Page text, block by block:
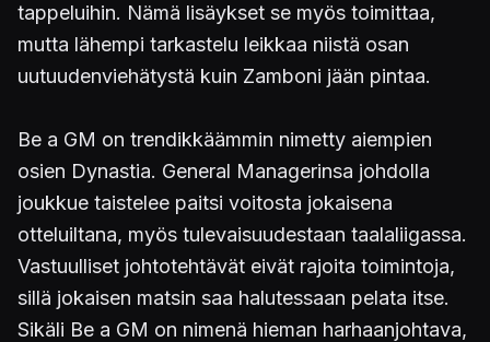
tappeluihin. Nämä lisäykset se myös toimittaa,
mutta lähempi tarkastelu leikkaa niistä osan
uutuudenviehätystä kuin Zamboni jään pintaa.
Be a GM on trendikkäämmin nimetty aiempien
osien Dynastia. General Managerinsa johdolla
joukkue taistelee paitsi voitosta jokaisena
otteluiltana, myös tulevaisuudestaan taalaliigassa.
Vastuulliset johtotehtävät eivät rajoita toimintoja,
sillä jokaisen matsin saa halutessaan pelata itse.
Sikäli Be a GM on nimenä hieman harhaanjohtava,